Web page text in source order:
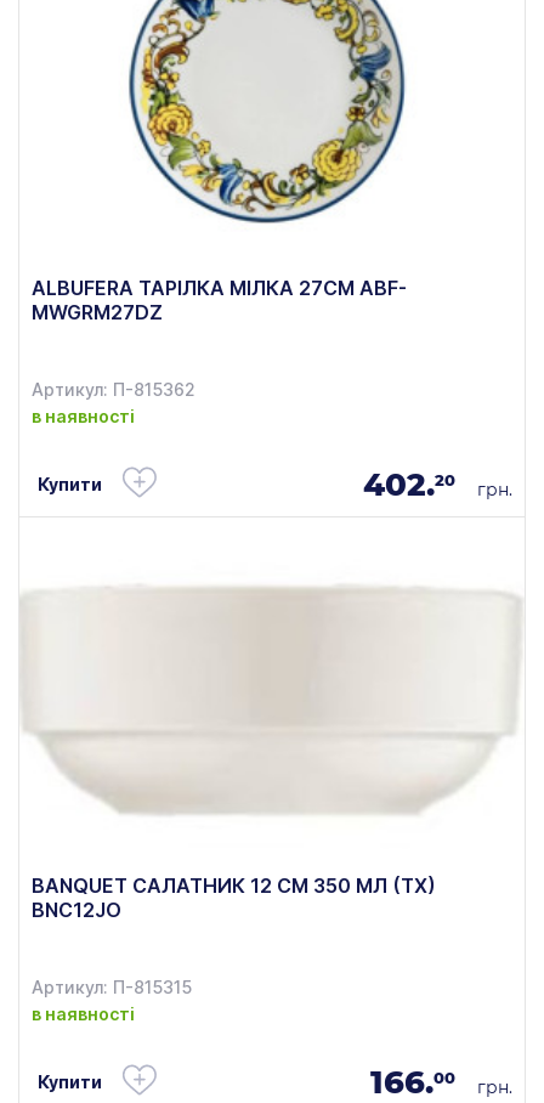
ALBUFERA ТАРІЛКА МІЛКА 27СМ ABF-
MWGRM27DZ
Артикул: П-815362
в наявності
Купити 402.20 грн.
BANQUET САЛАТНИК 12 СМ 350 МЛ (ТХ)
BNC12JO
Артикул: П-815315
в наявності
Купити 166.00 грн.